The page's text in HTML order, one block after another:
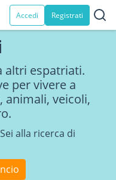
Accedi Registrati
altri espatriati.
per vivere a
animali, veicoli,
alla ricerca di